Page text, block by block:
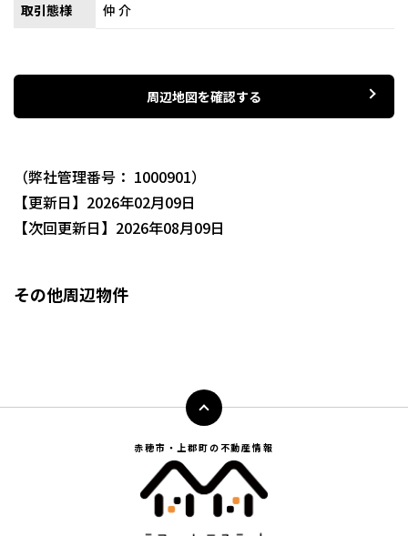
取引態様 仲介
周辺地図を確認する
（弊社管理番号： 1000901）
【更新日】2026年02月09日
【次回更新日】2026年08月09日
その他周辺物件
赤穂市・上郡町の不動産情報